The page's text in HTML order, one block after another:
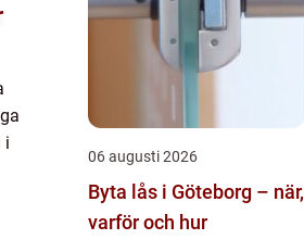
i
06 augusti 2026
Byta lås i Göteborg – när,
varför och hur